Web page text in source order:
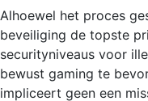
Alhoewel het proces
beveiliging de topste
securityniveaus voor
bewust gaming te
impliceert geen een